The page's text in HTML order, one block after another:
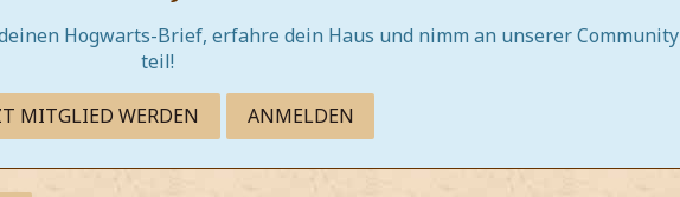
Hogwarts-Brief, erfahre dein Haus und nimm an unserer Community
teil!
MITGLIED WERDEN ANMELDEN